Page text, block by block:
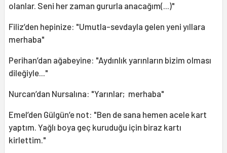
olanlar. Seni her zaman gururla anacağım(...)"
Filiz’den hepinize: "Umutla-sevdayla gelen yeni yıllara
merhaba"
Perihan’dan ağabeyine: "Aydınlık yarınların bizim olması
dileğiyle..."
Nurcan’dan Nursalına: "Yarınlar; merhaba"
Emel’den Gülgün’e not: "Ben de sana hemen acele kart
yaptım. Yağlı boya geç kuruduğu için biraz kartı
kirlettim."